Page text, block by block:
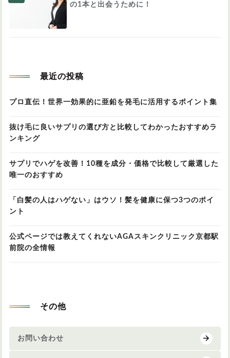
の1本と出会うために！
最近の投稿
プロ直伝！世界一効果的に亜鉛を発毛に活用するポイント集
抜け毛に良いサプリの選び方と比較してわかったおすすめラ
ンキング
サプリでハゲを改善！10種を成分・価格で比較して厳選した
唯一のおすすめ
「白髪の人はハゲない」はウソ！髪を健康に保つ3つのポイ
ント
公式ページでは教えてくれないAGAスキンクリニック京都駅
前院の全情報
その他
お問い合わせ